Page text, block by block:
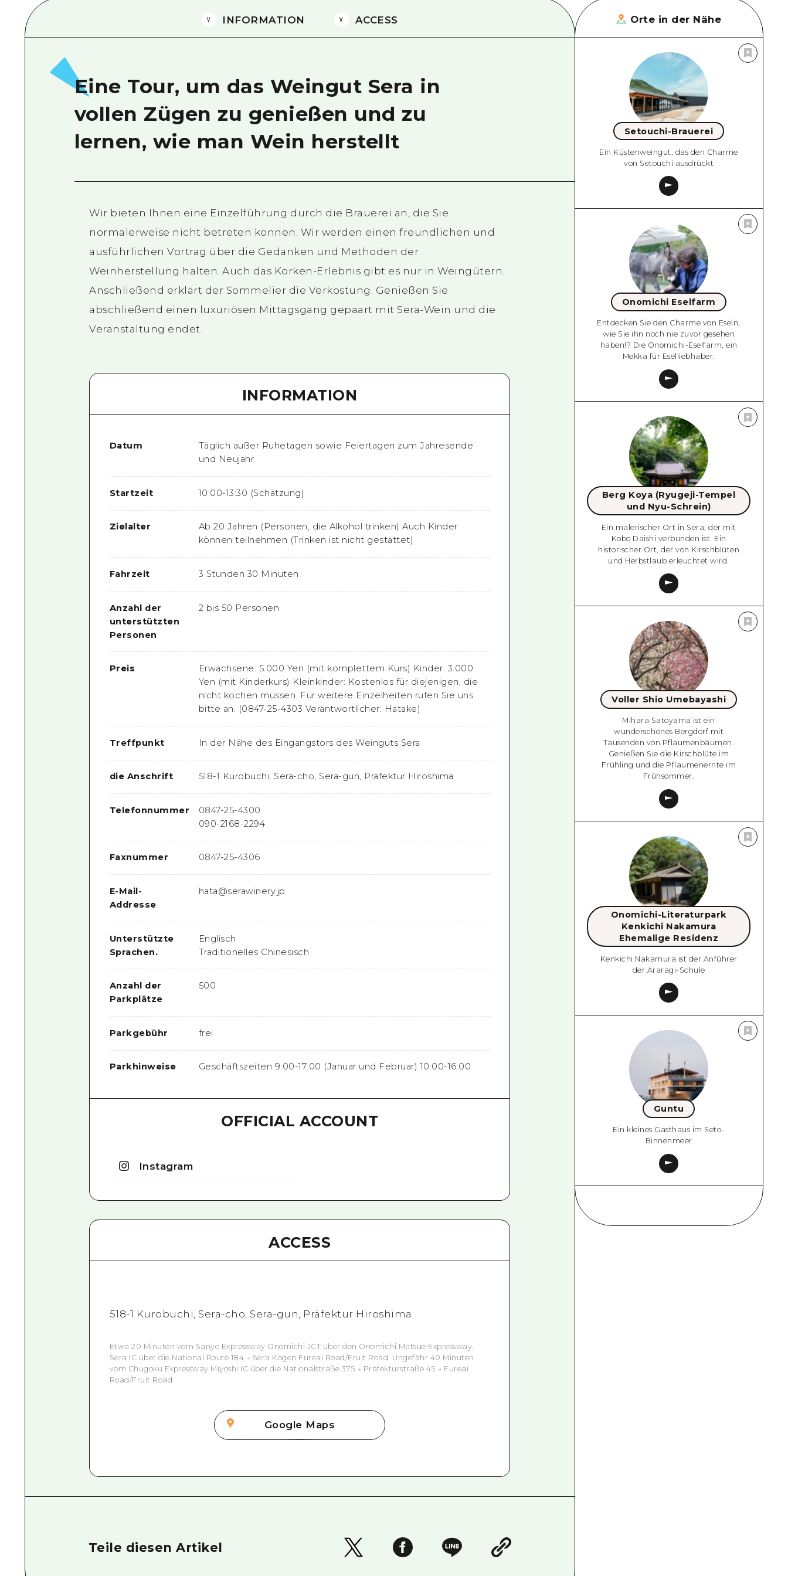
INFORMATION ACCESS
Eine Tour, um das Weingut Sera in
vollen Zügen zu genießen und zu
lernen, wie man Wein herstellt
Wir bieten Ihnen eine Einzelführung durch die Brauerei an, die Sie
normalerweise nicht betreten können. Wir werden einen freundlichen und
ausführlichen Vortrag über die Gedanken und Methoden der
Weinherstellung halten. Auch das Korken-Erlebnis gibt es nur in Weingütern.
Anschließend erklärt der Sommelier die Verkostung. Genießen Sie
abschließend einen luxuriösen Mittagsgang gepaart mit Sera-Wein und die
Veranstaltung endet.
INFORMATION
Datum
Täglich außer Ruhetagen sowie Feiertagen zum Jahresende
und Neujahr
Startzeit 10:00-13:30 (Schätzung)
Zielalter
Ab 20 Jahren (Personen, die Alkohol trinken) Auch Kinder
können teilnehmen (Trinken ist nicht gestattet)
Fahrzeit 3 Stunden 30 Minuten
Anzahl der
unterstützten
Personen
2 bis 50 Personen
Preis
Erwachsene: 5.000 Yen (mit komplettem Kurs) Kinder: 3.000
Yen (mit Kinderkurs) Kleinkinder: Kostenlos für diejenigen, die
nicht kochen müssen. Für weitere Einzelheiten rufen Sie uns
bitte an. (0847-25-4303 Verantwortlicher: Hatake)
Treffpunkt In der Nähe des Eingangstors des Weinguts Sera
die Anschrift 518-1 Kurobuchi, Sera-cho, Sera-gun, Präfektur Hiroshima
Telefonnummer
0847-25-4300
090-2168-2294
Faxnummer 0847-25-4306
E-Mail-
Addresse
hata@serawinery.jp
Unterstützte
Sprachen.
Englisch
Traditionelles Chinesisch
Anzahl der
Parkplätze
500
Parkgebühr frei
Parkhinweise Geschäftszeiten 9:00-17:00 (Januar und Februar) 10:00-16:00
OFFICIAL ACCOUNT
Instagram
ACCESS
518-1 Kurobuchi, Sera-cho, Sera-gun, Präfektur Hiroshima
Etwa 20 Minuten vom Sanyo Expressway Onomichi JCT über den Onomichi Matsue Expressway,
Sera IC über die National Route 184 → Sera Kogen Fureai Road/Fruit Road. Ungefähr 40 Minuten
vom Chugoku Expressway Miyoshi IC über die Nationalstraße 375 → Präfekturstraße 45 → Fureai
Road/Fruit Road.
Google Maps
Teile diesen Artikel
Orte in der Nähe
Setouchi-Brauerei
Ein Küstenweingut, das den Charme
von Setouchi ausdrückt
Onomichi Eselfarm
Entdecken Sie den Charme von Eseln,
wie Sie ihn noch nie zuvor gesehen
haben!? Die Onomichi-Eselfarm, ein
Mekka für Eselliebhaber.
Berg Koya (Ryugeji-Tempel
und Nyu-Schrein)
Ein malerischer Ort in Sera, der mit
Kobo Daishi verbunden ist. Ein
historischer Ort, der von Kirschblüten
und Herbstlaub erleuchtet wird.
Voller Shio Umebayashi
Mihara Satoyama ist ein
wunderschönes Bergdorf mit
Tausenden von Pflaumenbäumen.
Genießen Sie die Kirschblüte im
Frühling und die Pflaumenernte im
Frühsommer.
Onomichi-Literaturpark
Kenkichi Nakamura
Ehemalige Residenz
Kenkichi Nakamura ist der Anführer
der Araragi-Schule
Guntu
Ein kleines Gasthaus im Seto-
Binnenmeer